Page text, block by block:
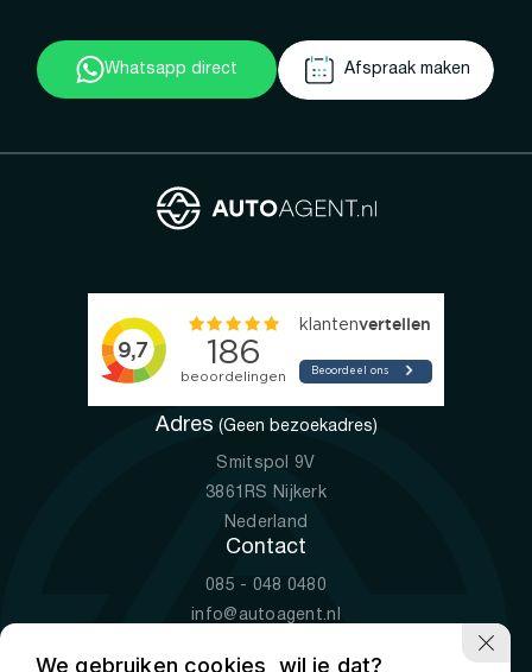
Whatsapp direct Afspraak maken
Adres (Geen bezoekadres)
Smitspol 9V
3861RS Nijkerk
Nederland
Contact
085 - 048 0480
info@autoagent.nl
We gebruiken cookies, wil je dat?